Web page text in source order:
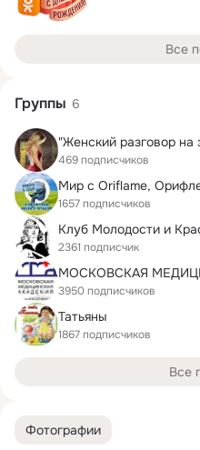
Фотографии
Все
Группы 6
"Женский разговор
469 подписчиков
Мир с Oriflame,
1657 подписчиков
Клуб Молодости и
2361 подписчик
3950 подписчиков
Татьяны
1867 подписчиков
Все